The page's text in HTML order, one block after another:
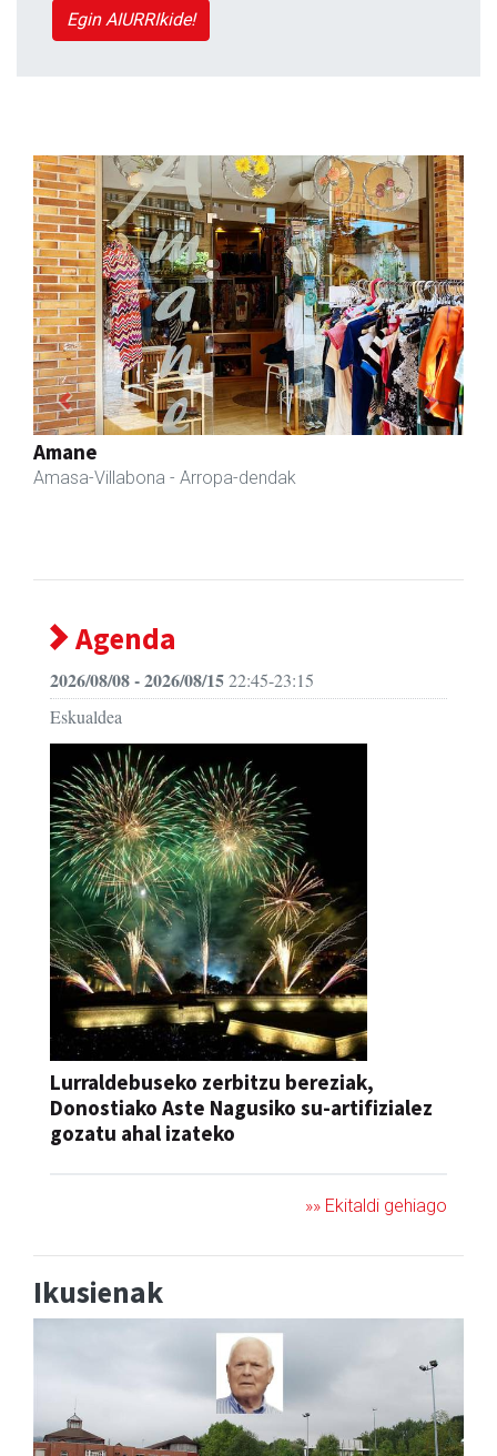
Egin AIURRIkide!
Keinu euskal jantziak
Andoain - Arropa-dendak
Previous Next
Agenda
2026/08/08 - 2026/08/1522:45-23:15
Eskualdea
Lurraldebuseko zerbitzu bereziak,
Donostiako Aste Nagusiko su-artifizialez
gozatu ahal izateko
»» Ekitaldi gehiago
Ikusienak